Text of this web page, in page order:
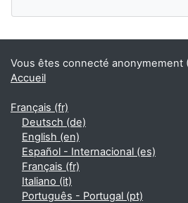
Vous êtes connecté anonymement
Accueil
Français ‎(fr)‎
Deutsch ‎(de)‎
English ‎(en)‎
Español - Internacional ‎(es)‎
Français ‎(fr)‎
Italiano ‎(it)‎
Português - Portugal ‎(pt)‎